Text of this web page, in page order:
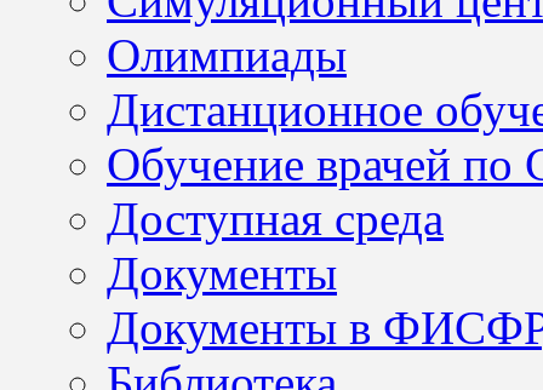
Олимпиады
Дистанционное
Обучение врачей по
Доступная среда
Документы
Документы в